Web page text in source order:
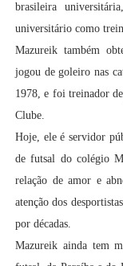
brasileira
universitário como
Mazureik também
jogou de goleiro nas
1978, e foi treinador
Clube.
Hoje, ele é servidor
de futsal do colégio
relação de amor e
atenção dos
por décadas.
Mazureik ainda tem